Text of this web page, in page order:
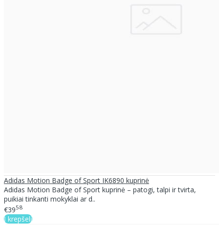
Adidas Motion Badge of Sport IK6890 kuprinė
Adidas Motion Badge of Sport kuprinė – patogi, talpi ir tvirta,
puikiai tinkanti mokyklai ar d..
€3958
Į krepšelį